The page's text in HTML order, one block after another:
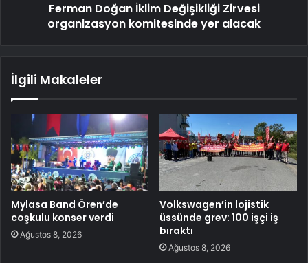
Ferman Doğan İklim Değişikliği Zirvesi
organizasyon komitesinde yer alacak
İlgili Makaleler
Mylasa Band Ören’de
coşkulu konser verdi
Ağustos 8, 2026
Volkswagen’in lojistik
üssünde grev: 100 işçi iş
bıraktı
Ağustos 8, 2026